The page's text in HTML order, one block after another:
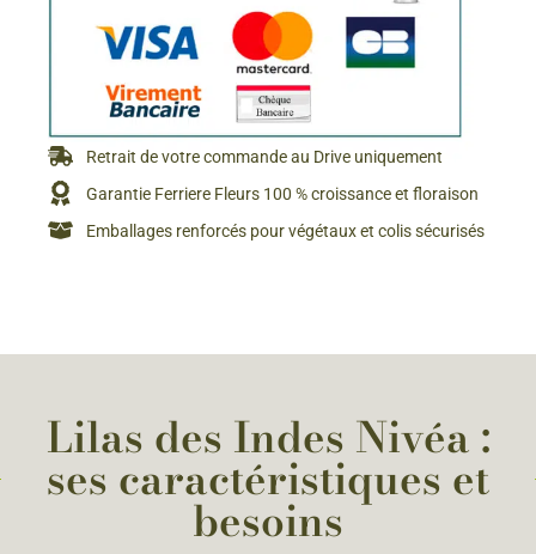
Retrait de votre commande au Drive uniquement
Garantie Ferriere Fleurs 100 % croissance et floraison
Emballages renforcés pour végétaux et colis sécurisés
Lilas des Indes Nivéa :
ses caractéristiques et
besoins